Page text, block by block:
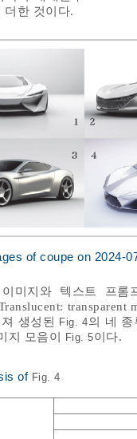
더한 것이다.
of coupe on 2024-
미지와 텍스트 프롬
생성된
Fig. 4의 네 종
지 모음이
Fig. 5이다.
of Fig. 4